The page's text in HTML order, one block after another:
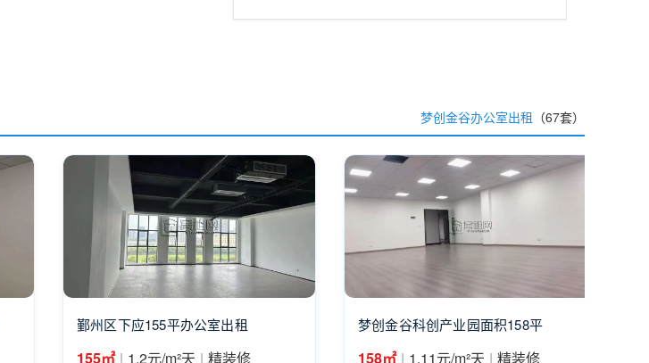
梦创金谷办公室出租 （67套）
鄞州区下应155平办公室出租
155㎡ | 1.2元/m²天 | 精装修
梦创金谷科创产业园面积158平
158㎡ | 1.11元/m²天 | 精装修